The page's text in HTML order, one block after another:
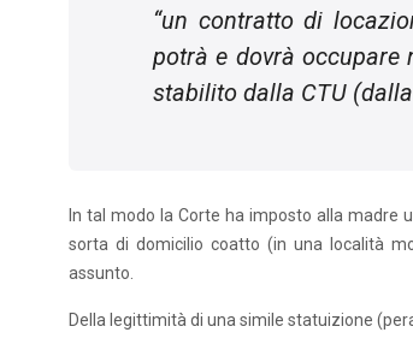
“un contratto di
potrà e dovrà
stabilito dalla CTU
In tal modo la Corte ha imposto alla madre
sorta di domicilio coatto (in una località
assunto.
Della legittimità di una simile statuizione